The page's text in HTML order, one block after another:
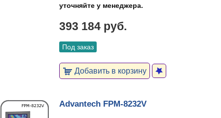
уточняйте у менеджера.
393 184 руб.
Под заказ
Добавить в корзину
Advantech FPM-8232V